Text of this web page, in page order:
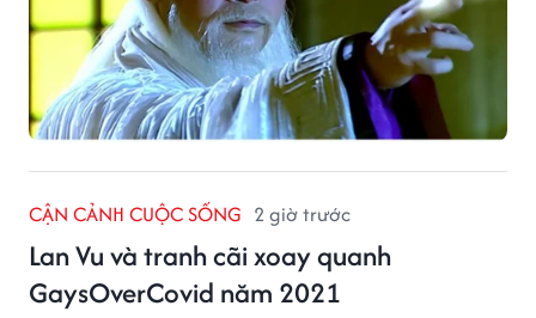
CẬN CẢNH CUỘC SỐNG 2 giờ trước
Lan Vu và tranh cãi xoay quanh
GaysOverCovid năm 2021